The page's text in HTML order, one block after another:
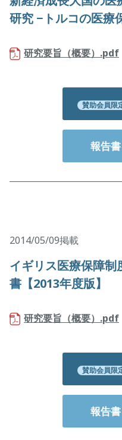
研究 −トルコの医療
研究要旨（概要）.pdf
賛助会員限
報告
2014/05/09掲載
イギリス医療保障
書【2013年度版】
研究要旨（概要）.pdf
賛助会員限
報告